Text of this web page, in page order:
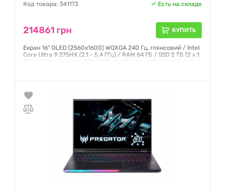
Код товара: 341173 Есть на складе
214861 грн КУПИТЬ
Екран 16" OLED (2560x1600) WQXGA 240 Гц, глянсовий / Intel
Core Ultra 9 275HX (2.1 - 5.4 ГГц) / RAM 64 ГБ / SSD 2 ТБ (2 х 1
ТБ) / nVidia GeForce RTX 5090, 24 ГБ / без ОД / LAN / Wi-Fi /
Гарантия:12 месяцев